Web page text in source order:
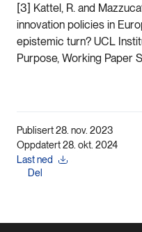
[3] Kattel, R. and
innovation policies in
epistemic turn? UCL
Purpose, Working Paper
Publisert 28. nov. 2023
Oppdatert 28. okt. 2024
Last ned
Del